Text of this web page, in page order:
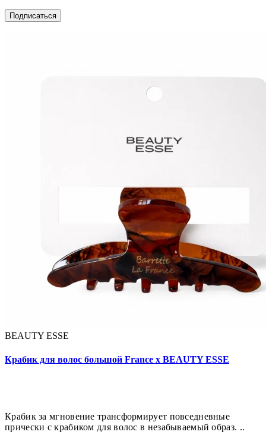
Подписаться
BEAUTY ESSE
Крабик для волос большой France x BEAUTY ESSE
Крабик за мгновение трансформирует повседневные
прически с крабиком для волос в незабываемый образ. ..